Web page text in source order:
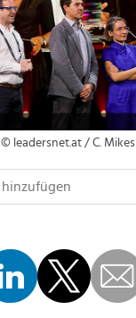
© leadersnet.at / C. Mikes